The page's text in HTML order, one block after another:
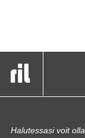
Halutessasi voit